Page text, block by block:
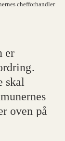
chefforhandler
er
skal
oven på